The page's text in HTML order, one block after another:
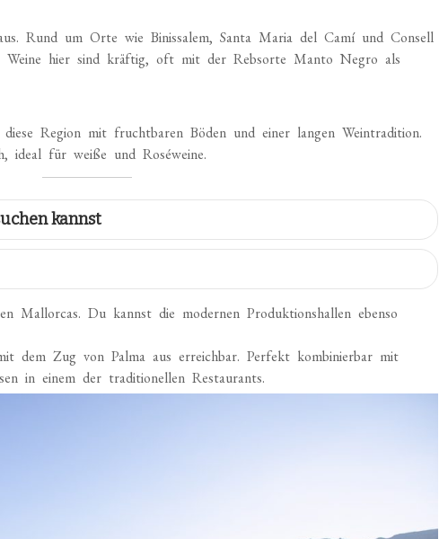
Rund um Orte wie Binissalem, Santa Maria del Camí und Consell
Weine hier sind kräftig, oft mit der Rebsorte Manto Negro als
Region mit fruchtbaren Böden und einer langen Weintradition.
ideal für weiße und Roséweine.
kannst
Mallorcas. Du kannst die modernen Produktionshallen ebenso
dem Zug von Palma aus erreichbar. Perfekt kombinierbar mit
in einem der traditionellen Restaurants.